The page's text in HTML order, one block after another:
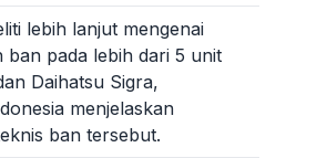
lebih lanjut mengenai
ban pada lebih dari 5 unit
Daihatsu Sigra,
menjelaskan
ban tersebut.